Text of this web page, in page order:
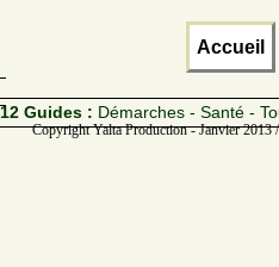
Accueil
12 Guides : Démarches - Santé -
Copyright Yalta Production - Janvier